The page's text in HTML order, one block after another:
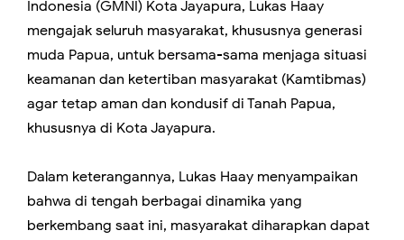
Indonesia (GMNI) Kota Jayapura, Lukas Haay
mengajak seluruh masyarakat, khususnya generasi
muda Papua, untuk bersama-sama menjaga situasi
keamanan dan ketertiban masyarakat (Kamtibmas)
agar tetap aman dan kondusif di Tanah Papua,
khususnya di Kota Jayapura.
Dalam keterangannya, Lukas Haay menyampaikan
bahwa di tengah berbagai dinamika yang
berkembang saat ini, masyarakat diharapkan dapat